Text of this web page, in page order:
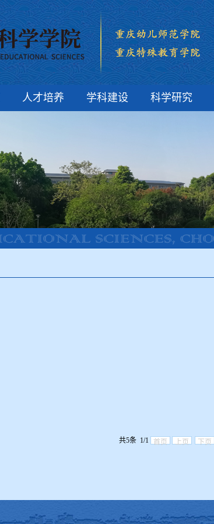
人才培养 学科建设 科学研究
共5条 1/1 首页 上页 下页